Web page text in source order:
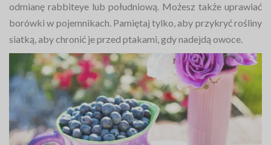
odmianę rabbiteye lub południową. Możesz także uprawiać
borówki w pojemnikach. Pamiętaj tylko, aby przykryć rośliny
siatką, aby chronić je przed ptakami, gdy nadejdą owoce.